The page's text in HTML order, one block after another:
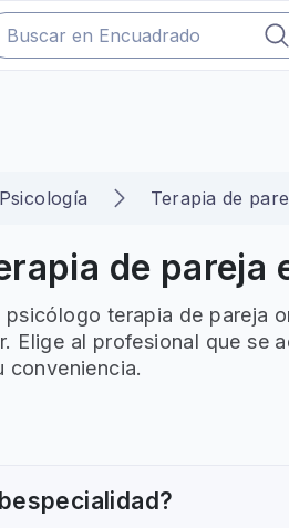
Psicología Terapia de
de pareja
terapia de pareja
Elige al profesional que se
conveniencia.